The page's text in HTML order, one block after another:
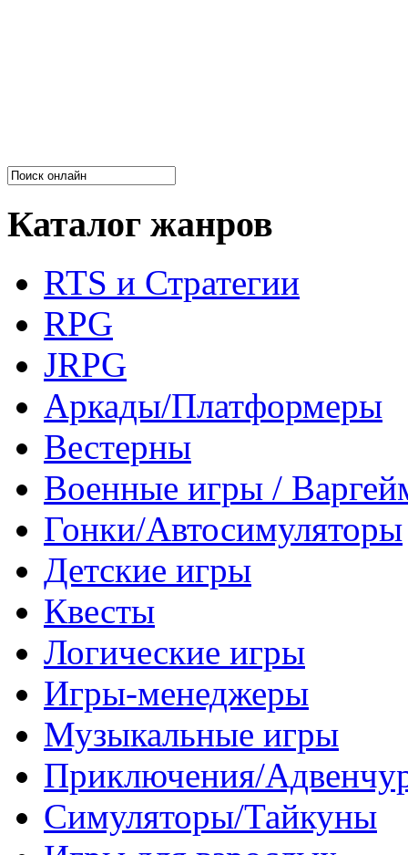
Каталог жанров
RTS и Стратегии
RPG
JRPG
Аркады/Платформеры
Вестерны
Военные игры /
Гонки/Автосимуляторы
Детские игры
Квесты
Логические игры
Игры-менеджеры
Музыкальные игры
Приключения/
Симуляторы/Тайкуны